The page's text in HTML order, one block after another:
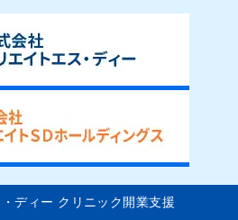
ディー クリニック開業支援